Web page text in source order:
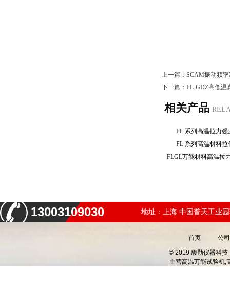
上一篇： SCAM振动频
下一篇： FL-GDZ高低温
相关产品
FL 系列高温拉力
FL 系列高温材料
FLGL万能材料高温
13003109030 地址：上海.中国普天工业
首页 公
© 2019 馥勒仪器科技
主营高温万能试验机,